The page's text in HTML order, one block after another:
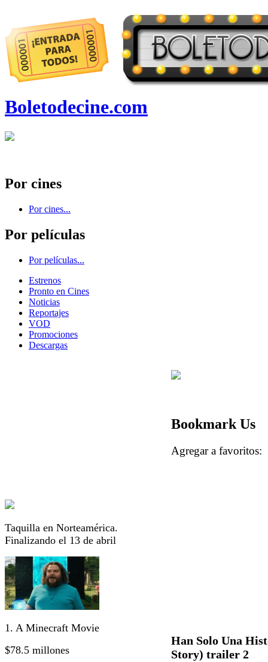
Boletodecine.com
Por cines
Por cines...
Por películas
Por películas...
Estrenos
Pronto en Cines
Noticias
Reportajes
VOD
Promociones
Descargas
Taquilla en Norteamérica.
Finalizando el 13 de abril
1. A Minecraft Movie
$78.5 millones
Bookmark Us
Agregar a
Han Solo Una
Story) trailer 2